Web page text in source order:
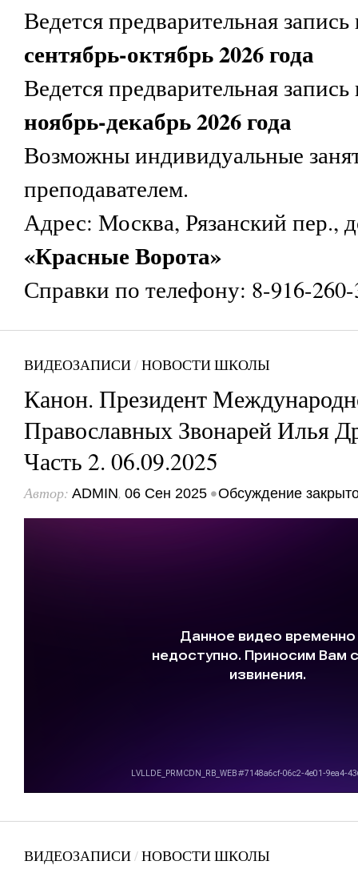
Ведется предварительная
сентябрь-октябрь 2026 года
Ведется предварительная
ноябрь-декабрь 2026 года
Возможны индивидуальные
преподавателем.
Адрес: Москва, Рязанский пер.,
«Красные Ворота»
Справки по телефону: 8-916-
ВИДЕОЗАПИСИ/НОВОСТИ ШКОЛЫ
Канон. Президент
Православных Звонарей Илья
Часть 2. 06.09.2025
Автор: ADMIN, 06 Сен 2025 •Обсуждение
ВИДЕОЗАПИСИ/НОВОСТИ ШКОЛЫ